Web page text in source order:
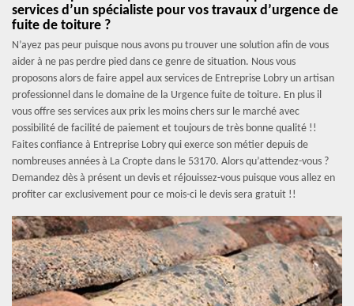
services d’un spécialiste pour vos travaux d’urgence de
fuite de toiture ?
N’ayez pas peur puisque nous avons pu trouver une solution afin de vous
aider à ne pas perdre pied dans ce genre de situation. Nous vous
proposons alors de faire appel aux services de Entreprise Lobry un artisan
professionnel dans le domaine de la Urgence fuite de toiture. En plus il
vous offre ses services aux prix les moins chers sur le marché avec
possibilité de facilité de paiement et toujours de très bonne qualité !!
Faites confiance à Entreprise Lobry qui exerce son métier depuis de
nombreuses années à La Cropte dans le 53170. Alors qu’attendez-vous ?
Demandez dès à présent un devis et réjouissez-vous puisque vous allez en
profiter car exclusivement pour ce mois-ci le devis sera gratuit !!